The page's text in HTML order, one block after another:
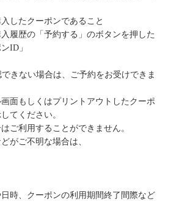
したクーポンであること
入履歴の「予約する」のボタンを押した
ID」
きない場合は、ご予約をお受けできま
面もしくはプリントアウトしたクーポ
てください。
ご利用することができません。
がご不明な場合は、
時、クーポンの利用期間終了間際など